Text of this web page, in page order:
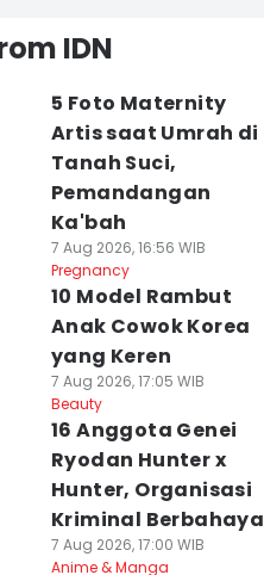
IDN
5 Foto Maternity
Artis saat Umrah di
Tanah Suci,
Pemandangan
Ka'bah
7 Aug 2026, 16:56 WIB
Pregnancy
10 Model Rambut
Anak Cowok Korea
yang Keren
7 Aug 2026, 17:05 WIB
Beauty
16 Anggota Genei
Ryodan Hunter x
Hunter, Organisasi
Kriminal Berbahaya
7 Aug 2026, 17:00 WIB
Anime & Manga